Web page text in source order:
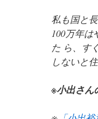
私も国と
100万年
た ら、す
しないと
※小出さん